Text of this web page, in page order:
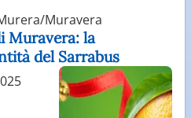
Muravera
Muravera: la
del Sarrabus